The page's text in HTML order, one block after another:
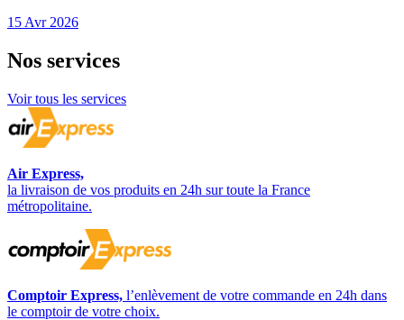
15 Avr 2026
Nos services
Voir tous les services
Air Express,
la livraison de vos produits en 24h sur toute la France
métropolitaine.
Comptoir Express, l’enlèvement de votre commande en 24h dans
le comptoir de votre choix.